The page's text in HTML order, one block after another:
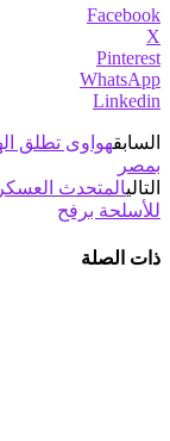
Facebook
X
Pinterest
WhatsApp
Linkedin
السابق
بمصر
التالي
للأسلحة برفح
ذات الصلة